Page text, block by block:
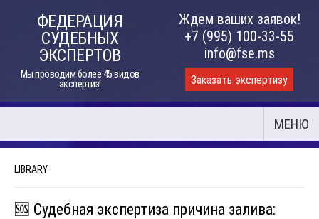
ФЕДЕРАЦИЯ
СУДЕБНЫХ
ЭКСПЕРТОВ
Мы проводим более 45 видов
экспертиз!
Ждем ваших заявок!
+7 (995) 100-33-55
info@fse.ms
Заказать экспертизу
МЕНЮ
LIBRARY
🆘 Судебная экспертиза причина залива: